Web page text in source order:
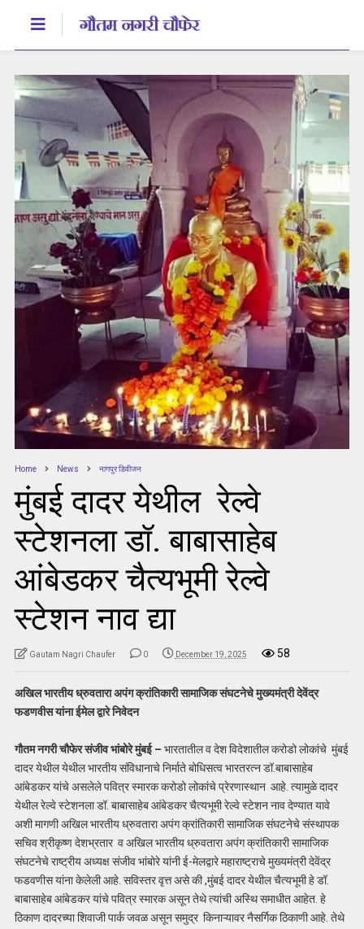
Home News नागपुर डिवीजन
मुंबई दादर येथील रेल्वे
स्टेशनला डॉ. बाबासाहेब
आंबेडकर चैत्यभूमी रेल्वे
स्टेशन नाव द्या
Gautam Nagri Chaufer 0 December 19, 2025 58
अखिल भारतीय ध्रुवतारा अपंग क्रांतिकारी सामाजिक संघटनेचे मुख्यमंत्री देवेंद्र
फडणवीस यांना ईमेल द्वारे निवेदन
गौतम नगरी चौफेर संजीव भांबोरे मुंबई – भारतातील व देश विदेशातील करोडो लोकांचे मुंबई
दादर येथील येथील भारतीय संविधानाचे निर्माते बोधिसत्व भारतरत्न डॉ.बाबासाहेब
आंबेडकर यांचे असलेले पवित्र स्मारक करोडो लोकांचे प्रेरणास्थान आहे. त्यामुळे दादर
येथील रेल्वे स्टेशनला डॉ. बाबासाहेब आंबेडकर चैत्यभूमी रेल्वे स्टेशन नाव देण्यात यावे
अशी मागणी अखिल भारतीय ध्रुवतारा अपंग क्रांतिकारी सामाजिक संघटनेचे संस्थापक
सचिव श्रीकृष्ण देशभ्रतार व अखिल भारतीय ध्रुवतारा अपंग क्रांतिकारी सामाजिक
संघटनेचे राष्ट्रीय अध्यक्ष संजीव भांबोरे यांनी ई-मेलद्वारे महाराष्ट्राचे मुख्यमंत्री देवेंद्र
फडवणीस यांना केलेली आहे. सविस्तर वृत्त असे की ,मुंबई दादर येथील चैत्यभूमी हे डॉ.
बाबासाहेब आंबेडकर यांचे पवित्र स्मारक असून तेथे त्यांची अस्थि समाधीत आहेत. हे
ठिकाण दादरच्या शिवाजी पार्क जवळ असून समुद्र किनाऱ्यावर नैसर्गिक ठिकाणी आहे. तेथे